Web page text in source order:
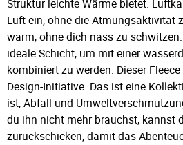
Struktur leichte Wärme bietet.
Luft ein, ohne die Atmungsaktivität
warm, ohne dich nass zu
ideale Schicht, um mit einer
kombiniert zu werden. Dieser
Design-Initiative. Das ist eine
ist, Abfall und
du ihn nicht mehr brauchst, kannst
zurückschicken, damit das